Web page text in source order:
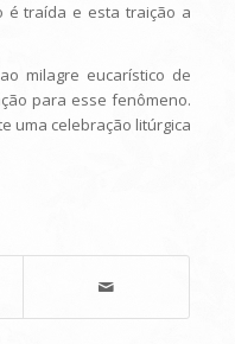
é traída e esta traição a
milagre eucarístico de
para esse fenômeno.
uma celebração litúrgica